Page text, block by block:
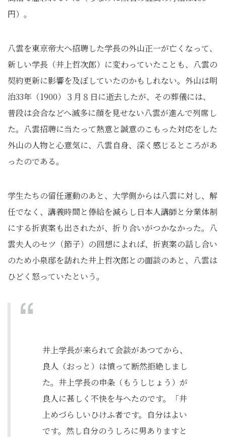
円）。
八雲を東京帝大へ招聘した学長の外山正一が亡くなって、
新しい学長（井上哲次郎）に変わっていたことも、八雲の
契約更新に影響を及ぼしていたのかもしれない。外山は明
治33年（1900）３月８日に逝去したが、その葬儀には、
普段は会合などへ滅多に顔を見せない八雲が進んで列席し
た。八雲招聘に当たって熱意と誠意のこもった対応をした
外山の人物と心意気に、八雲自身、深く感じるところがあ
ったのである。
学生たちの留任運動のあと、大学側からは八雲に対し、解
任でなく、講義時間と俸給を減らし日本人講師と分業体制
にする折衷案も出されたが、折り合いがつかなかった。八
雲夫人のセツ（節子）の回想によれば、折衷案の話し合い
のため小泉邸を訪れた井上哲次郎との面談のあと、八雲は
ひどく怒っていたという。
井上学長が来られて会談があつてから、
良人（おっと）は憤って断然拒絶しまし
た。井上学長の申条（もうしじょう）が
良人に甚しく不快を与へたのです。「井
上めづらしいひけふ者です。自分はよい
です。然し自分のうしろに男ありますと